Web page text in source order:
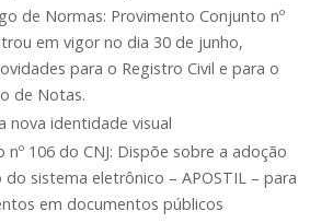
de Normas: Provimento Conjunto nº
em vigor no dia 30 de junho,
para o Registro Civil e para o
de Notas.
nova identidade visual
nº 106 do CNJ: Dispõe sobre a adoção
do sistema eletrônico – APOSTIL – para
em documentos públicos